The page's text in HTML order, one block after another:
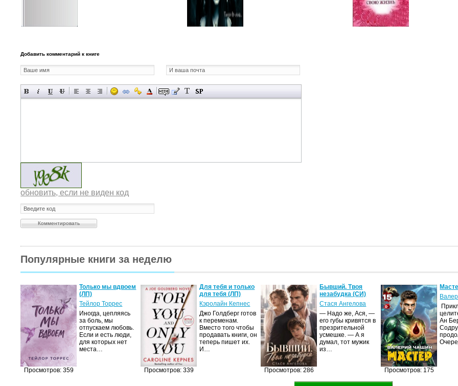
Добавить комментарий к книге
обновить, если не виден код
Популярные книги за неделю
Просмотров: 359
Только мы вдвоем
(ЛП)
Тейлор Торрес
Иногда, цепляясь
за боль, мы
отпускаем любовь.
Если и есть люди,
для которых нет
места…
Просмотров: 339
Для тебя и только
для тебя (ЛП)
Кэролайн Кепнес
Джо Голдберг готов
к переменам.
Вместо того чтобы
продавать книги, он
теперь пишет их.
И…
Просмотров: 286
Бывший. Твоя
незабудка (СИ)
Стася Ангелова
— Надо же, Ася, —
его губы кривятся в
презрительной
усмешке. — А я
думал, тот мужик
из…
Просмотров: 175
Ан